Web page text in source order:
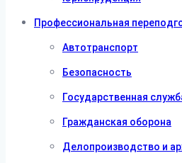
Профессиональная
Автотранспорт
Безопасность
Государственная
Гражданская оборона
Делопроизводство и